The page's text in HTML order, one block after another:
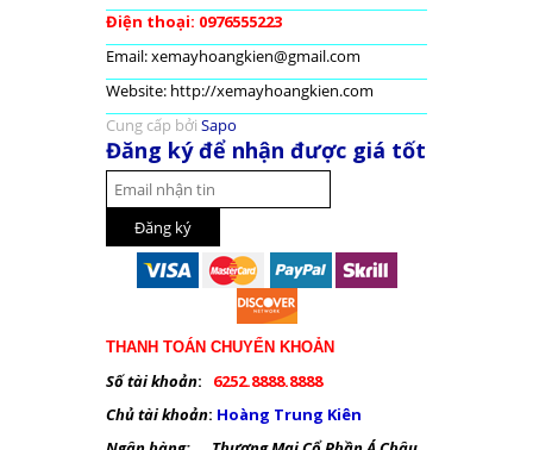
Điện thoại: 0976555223
Email: xemayhoangkien@gmail.com
Website: http://xemayhoangkien.com
Cung cấp bởi Sapo
Đăng ký để nhận được giá tốt
THANH TOÁN CHUYỂN KHOẢN
Số tài khoản:
6252.8888.8888
Chủ tài khoản: Hoàng Trung Kiên